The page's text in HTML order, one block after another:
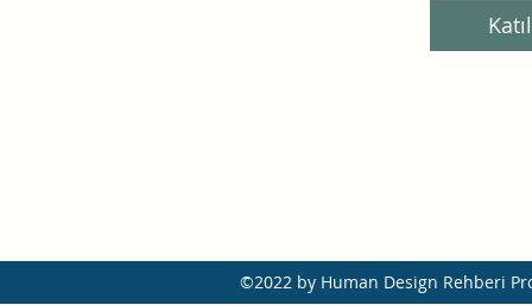
Katıl
©2022 by Human Design Rehberi